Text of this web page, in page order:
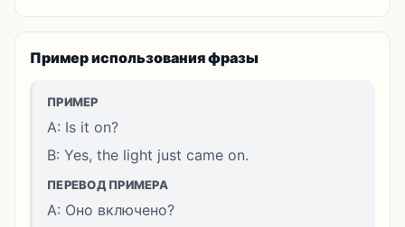
Пример использования фразы
ПРИМЕР
A: Is it on?
B: Yes, the light just came on.
ПЕРЕВОД ПРИМЕРА
A: Оно включено?